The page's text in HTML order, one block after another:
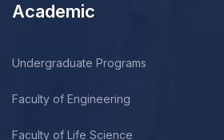
Academic
Undergraduate Programs
Faculty of Engineering
Faculty of Life Science